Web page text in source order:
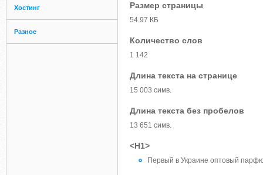
Хостинг
Разное
Размер страницы
54.97 КБ
Количество слов
1 142
Длина текста на странице
15 003 симв.
Длина текста без пробелов
13 651 симв.
<H1>
Первый в Украине оптовый